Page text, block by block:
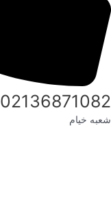
02136871082
شعبه خیام